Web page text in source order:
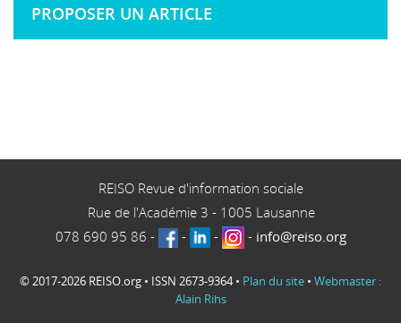
PROPOSER UN ARTICLE
REISO Revue d'information sociale
Rue de l'Académie 3 - 1005 Lausanne
078 690 95 86 - - - - info@reiso.org
© 2017-2026 REISO.org • ISSN 2673-9364 • Plan du site • Webmaster :
Alain Rihs